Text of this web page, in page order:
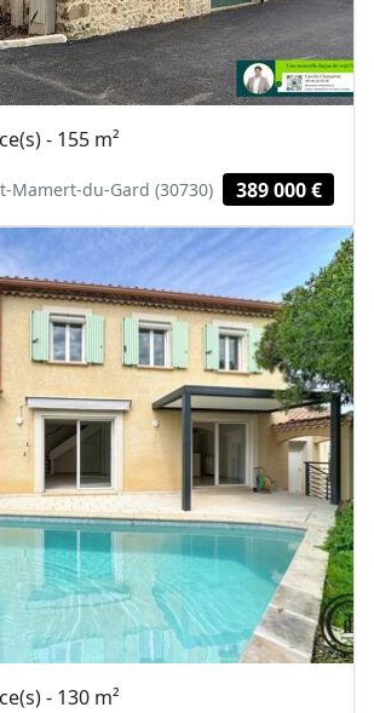
- 155 m²
Mamert-du-Gard (30730) 389 000 €
- 130 m²